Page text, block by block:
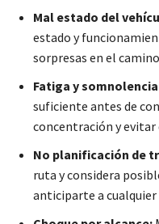
Mal estado del
estado y
sorpresas en el
Fatiga y
suficiente antes de
concentración y evitar
No planificación de
ruta y considera
anticiparte a